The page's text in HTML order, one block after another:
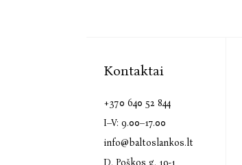
Kontaktai
+370 640 52 844
I–V: 9.00–17.00
info@baltoslankos.lt
D. Poškos g. 19-1